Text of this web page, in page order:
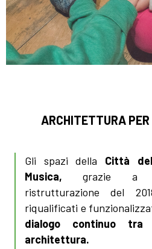
ARCHITETTURA PER
Gli spazi della Città
Musica,grazie a
ristrutturazione del
riqualificati e
dialogo continuo tra
architettura.